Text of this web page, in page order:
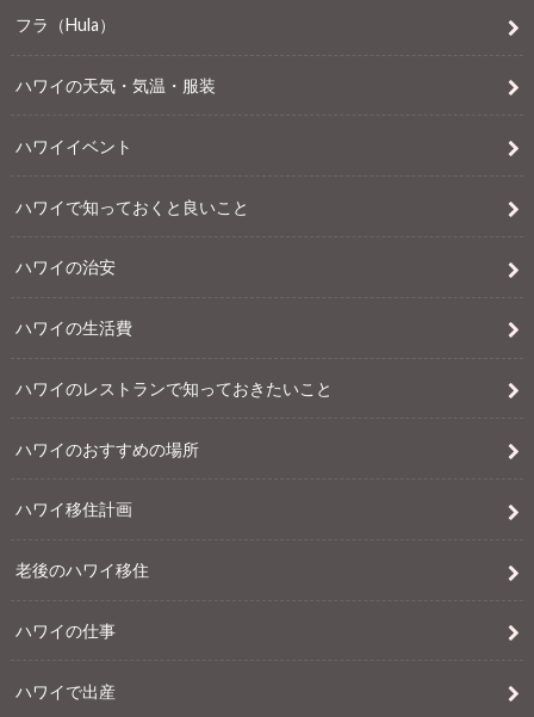
フラ（Hula）
ハワイの天気・気温・服装
ハワイイベント
ハワイで知っておくと良いこと
ハワイの治安
ハワイの生活費
ハワイのレストランで知っておきたいこと
ハワイのおすすめの場所
ハワイ移住計画
老後のハワイ移住
ハワイの仕事
ハワイで出産